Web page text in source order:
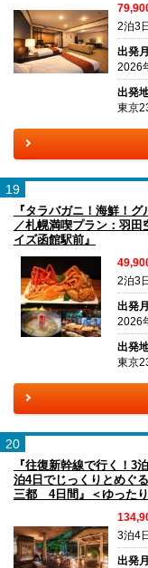
2泊3
出発月
2026
出発
東京
19
『タラバガニ！海鮮！
／札幌満喫プラン：羽
イズ函館駅前』
2泊3
出発月
2026
出発
東京
20
『往復新幹線で行く！3
泊4日でじっくりとめ
三都 4日間』＜ゆったり
3泊4
出発月